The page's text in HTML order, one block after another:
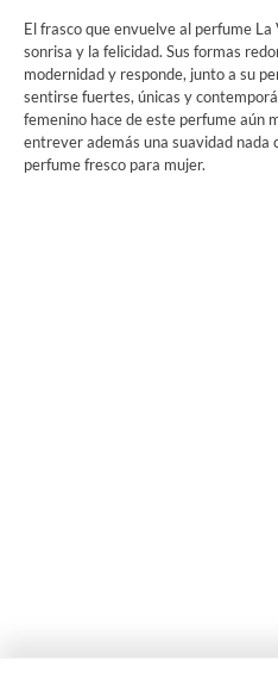
El frasco que envuelve al perfume
sonrisa y la felicidad. Sus formas
modernidad y responde, junto a su
sentirse fuertes, únicas y
femenino hace de este perfume aún
entrever además una suavidad nada
perfume fresco para mujer.